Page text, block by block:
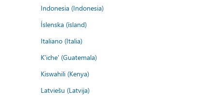
Indonesia (Indonesia)
Íslenska (ísland)
Italiano (Italia)
K'iche' (Guatemala)
Kiswahili (Kenya)
Latviešu (Latvija)